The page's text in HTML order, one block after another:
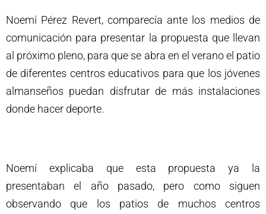
Noemí Pérez Revert, comparecía ante los medios de
comunicación para presentar la propuesta que llevan
al próximo pleno, para que se abra en el verano el patio
de diferentes centros educativos para que los jóvenes
almanseños puedan disfrutar de más instalaciones
donde hacer deporte.
Noemí explicaba que esta propuesta ya la
presentaban el año pasado, pero como siguen
observando que los patios de muchos centros